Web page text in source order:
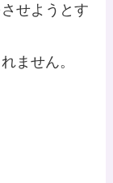
させようとす
ません。